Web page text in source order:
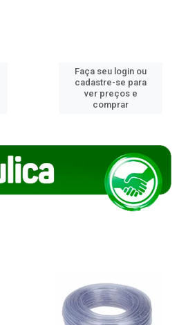
Faça seu login ou
cadastre-se para
ver preços e
comprar